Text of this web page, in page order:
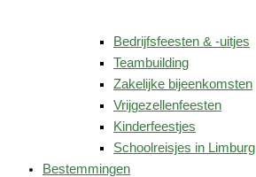
Bedrijfsfeesten & -uitjes
Teambuilding
Zakelijke bijeenkomsten
Vrijgezellenfeesten
Kinderfeestjes
Schoolreisjes in Limburg
Bestemmingen